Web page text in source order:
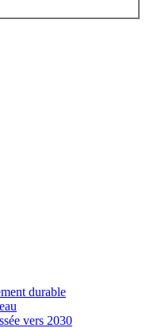
durable
vers 2030